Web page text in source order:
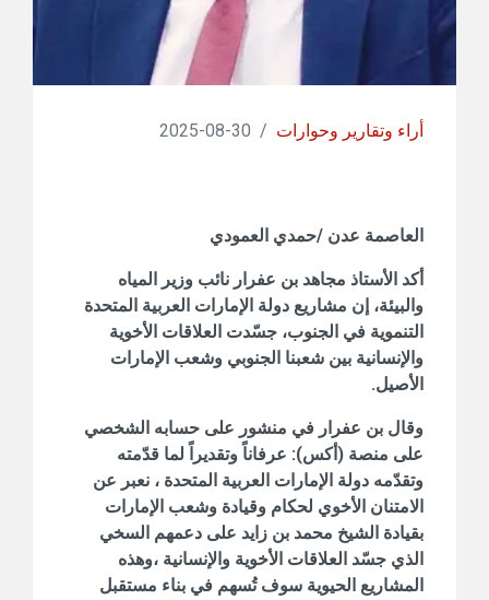
أراء وتقارير وحوارات /
30-08-2025
العاصمة عدن /حمدي العمودي
أكد الأستاذ مجاهد بن عفرار نائب وزير المياه
والبيئة، إن مشاريع دولة الإمارات العربية المتحدة
التنموية في الجنوب، جسّدت العلاقات الأخوية
والإنسانية بين شعبنا الجنوبي وشعب الإمارات
الأصيل.
وقال بن عفرار في منشور على حسابه الشخصي
على منصة (أكس): ‏عرفاناً وتقديراً لما قدّمته
وتقدّمه دولة الإمارات العربية المتحدة ، نعبر عن
الامتنان الأخوي لحكام وقيادة وشعب الإمارات
بقيادة الشيخ محمد بن زايد على دعمهم السخي
الذي جسّد العلاقات الأخوية والإنسانية ،وهذه
المشاريع الحيوية سوف تُسهم في بناء مستقبل